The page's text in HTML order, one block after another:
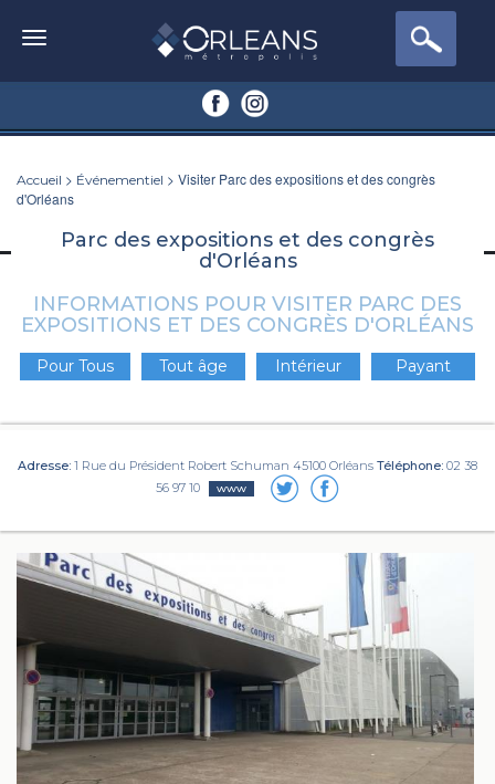
Accueil > Événementiel > Visiter Parc des expositions et des congrès
d'Orléans
Parc des expositions et des congrès
d'Orléans
INFORMATIONS POUR VISITER PARC DES
EXPOSITIONS ET DES CONGRÈS D'ORLÉANS
Pour Tous Tout âge Intérieur Payant
Adresse: 1 Rue du Président Robert Schuman 45100 Orléans Téléphone: 02 38
56 97 10
www